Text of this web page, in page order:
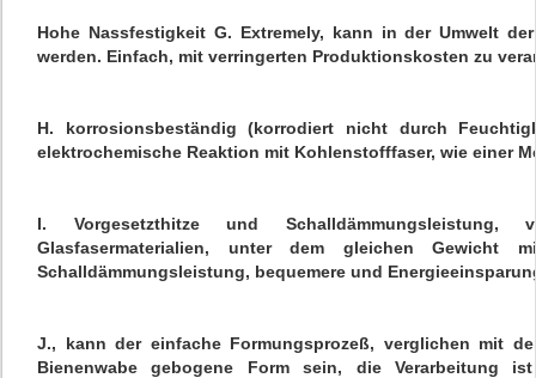
Hohe Nassfestigkeit G. Extremely, kann in der Umwelt
werden. Einfach, mit verringerten Produktionskosten zu
H. korrosionsbeständig (korrodiert nicht durch
elektrochemische Reaktion mit Kohlenstofffaser, wie einer
I. Vorgesetzthitze und
Glasfasermaterialien, unter dem gleichen Gewicht
Schalldämmungsleistung, bequemere und
J., kann der einfache Formungsprozeß, verglichen mit
Bienenwabe gebogene Form sein, die Verarbeitung